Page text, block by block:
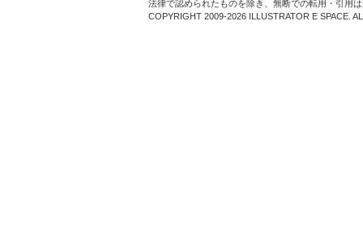
法律で認められたものを除き、無断での転用・引用
COPYRIGHT 2009-2026 ILLUSTRATOR E SPACE.